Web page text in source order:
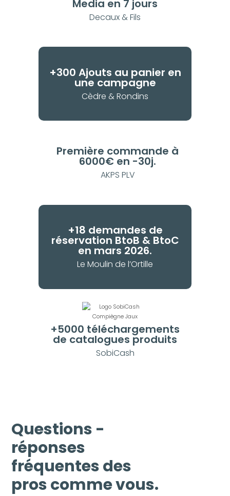
Media en 7 jours
Decaux & Fils
+300 Ajouts au panier en
une campagne
Cèdre & Rondins
Première commande à
6000€ en -30j.
AKPS PLV
+18 demandes de
réservation BtoB & BtoC
en mars 2026.
Le Moulin de l’Ortille
+5000 téléchargements
de catalogues produits
SobiCash
Questions -
réponses
fréquentes des
pros comme vous.